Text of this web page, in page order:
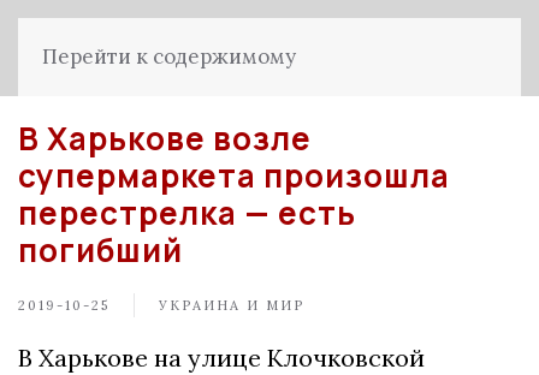
Перейти к содержимому
В Харькове возле
супермаркета произошла
перестрелка — есть
погибший
2019-10-25 УКРАИНА И МИР
В Харькове на улице Клочковской